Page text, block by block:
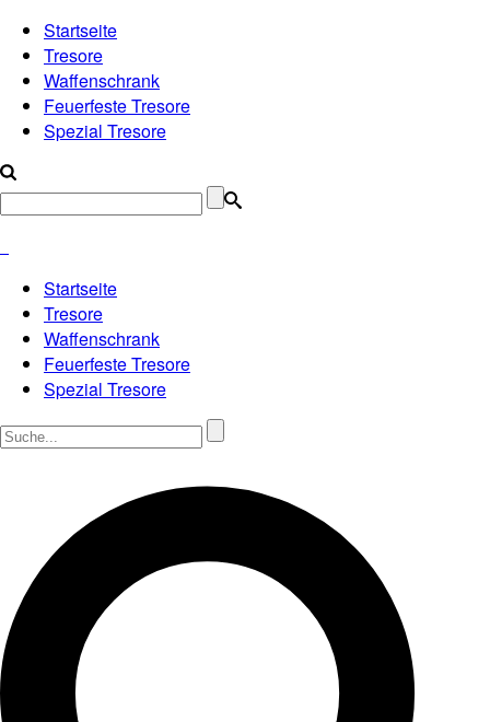
Startseite
Tresore
Waffenschrank
Feuerfeste Tresore
Spezial Tresore
Startseite
Tresore
Waffenschrank
Feuerfeste Tresore
Spezial Tresore